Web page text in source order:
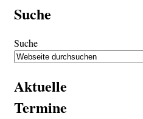
Suche
Suche
Aktuelle
Termine